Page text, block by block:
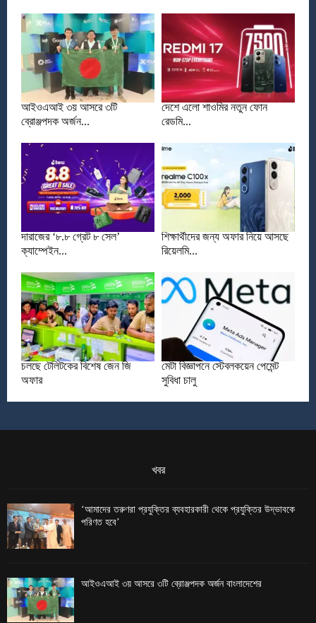
আইওএআই ৩য় আসরে ৩টি
ব্রোঞ্জপদক অর্জন...
দেশে এলো শাওমির নতুন ফোন
রেডমি...
দারাজের ‘৮.৮ গ্রেট ৮ সেল’
ক্যাম্পেইন...
শিক্ষার্থীদের জন্য অফার নিয়ে আসছে
রিয়েলমি...
চলছে টেলিটকের বিশেষ জেন জি
অফার
মেটা বিজ্ঞাপনে স্টেবলকয়েন পেমেন্ট
সুবিধা চালু
খবর
‘আমাদের তরুণরা প্রযুক্তির ব্যবহারকারী থেকে প্রযুক্তির উদ্ভাবকে
পরিণত হবে’
আইওএআই ৩য় আসরে ৩টি ব্রোঞ্জপদক অর্জন বাংলাদেশের